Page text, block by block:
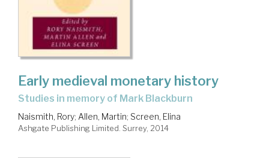
Early medieval monetary history
studies in memory of Mark Blackburn
Naismith, Rory; Allen, Martin; Screen, Elina
Ashgate Publishing Limited. Surrey, 2014